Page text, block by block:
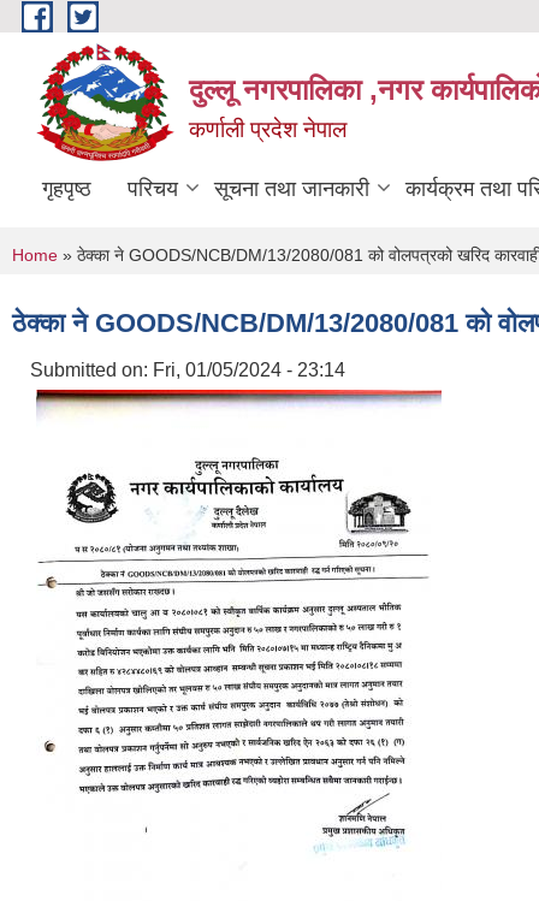
Skip to main content
दुल्लू नगरपालिका ,नगर
कर्णाली प्रदेश नेपाल
गृहपृष्ठ परिचय सूचना तथा जानकारी कार्यक्रम तथा
You are here
Home » ठेक्का ने GOODS/NCB/DM/13/2080/081 को वोलपत्रको खरिद कारवाही
ठेक्का ने GOODS/NCB/DM/13/2080/081 को
Submitted on: Fri, 01/05/2024 - 23:14